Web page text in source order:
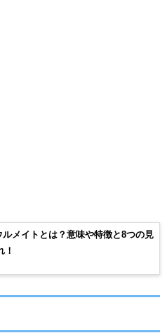
ルメイトとは？意味や特徴と8つの見